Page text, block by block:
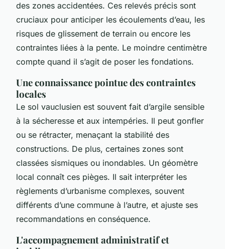
des zones accidentées. Ces relevés précis sont
cruciaux pour anticiper les écoulements d’eau, les
risques de glissement de terrain ou encore les
contraintes liées à la pente. Le moindre centimètre
compte quand il s’agit de poser les fondations.
Une connaissance pointue des contraintes
locales
Le sol vauclusien est souvent fait d’argile sensible
à la sécheresse et aux intempéries. Il peut gonfler
ou se rétracter, menaçant la stabilité des
constructions. De plus, certaines zones sont
classées sismiques ou inondables. Un géomètre
local connaît ces pièges. Il sait interpréter les
règlements d’urbanisme complexes, souvent
différents d’une commune à l’autre, et ajuste ses
recommandations en conséquence.
L'accompagnement administratif et